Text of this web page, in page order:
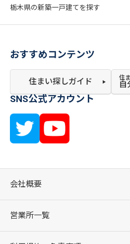
栃木県の新築一戸建てを探す
おすすめコンテンツ
住まい探しガイド 住
自
SNS公式アカウント
会社概要
営業所一覧